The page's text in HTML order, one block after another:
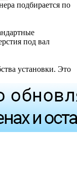
подбирается по
под вал
установки. Это